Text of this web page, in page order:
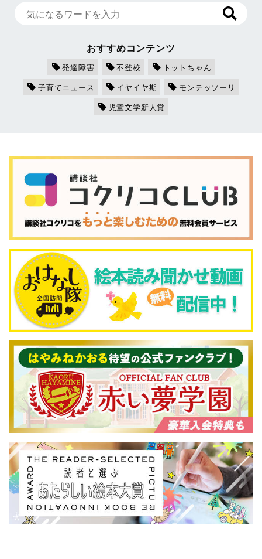
おすすめコンテンツ
発達障害 不登校
トットちゃん
子育てニュース
イヤイヤ期
モンテッソーリ
児童文学新人賞